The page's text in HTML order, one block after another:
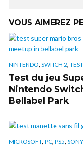
VOUS AIMEREZ
NINTENDO, SWITCH 2,
Test du jeu
Nintendo
Bellabel Park
MICROSOFT, PC, PS5, SONY